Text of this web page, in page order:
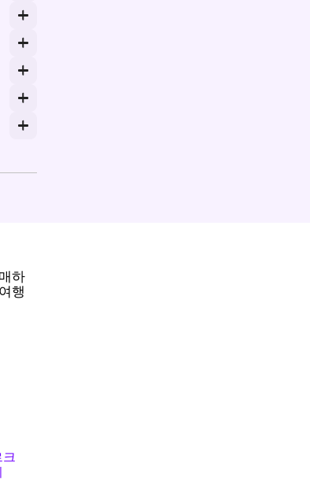
있습니다.
한 선택입니다.
가격이 달라질 수 있습니다.
내에 완료될 수 있습니다. 최신 일정에 맞춰 미
모션 제공이나 특별 요금을 확인하기 위해 Rail
하
행